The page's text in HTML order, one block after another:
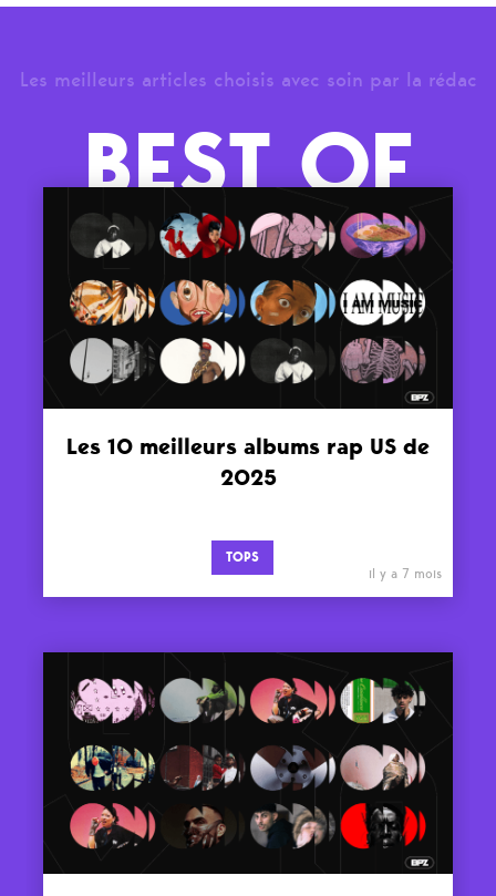
Les meilleurs articles choisis avec soin par la rédac
BEST OF
Les 10 meilleurs albums rap US de
2025
TOPS
il y a 7 mois